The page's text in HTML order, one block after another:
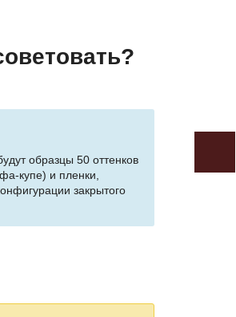
образцы 50 оттенков
купе) и пленки,
закрытого